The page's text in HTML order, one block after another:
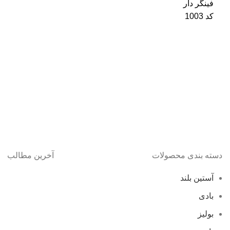
دسته بندی محصولات
آستین بلند
بادی
بولیز
آخرین مطالب